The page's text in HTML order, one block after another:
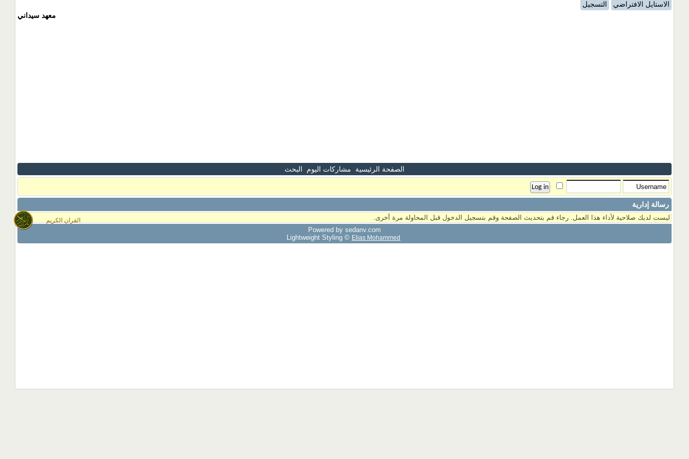
القران الكريم
الاستايل الافتراضي
التسجيل
معهد سيداني
الصفحة الرئيسية مشاركات اليوم البحث
رسالة إدارية
ليست لديك صلاحية لأداء هذا العمل. رجاء قم بتحديث الصفحة وقم بتسجيل الدخول قبل المحاولة مرة أخرى.
Powered by sedany.com
Lightweight Styling © Elias Mohammed